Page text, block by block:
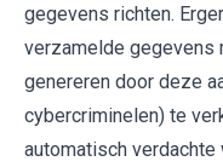
gegevens richten.
verzamelde gegevens
genereren door deze
cybercriminelen) te
automatisch